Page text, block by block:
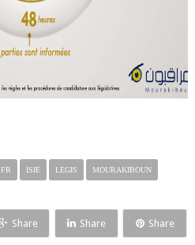
FR ISIE LEGIS
MOURAKIBOUN
Share Share Share